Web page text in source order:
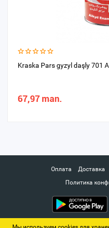
Kraska Pars gyzyl daşly 701
67,97 man.
Оплата Доставка
Политика